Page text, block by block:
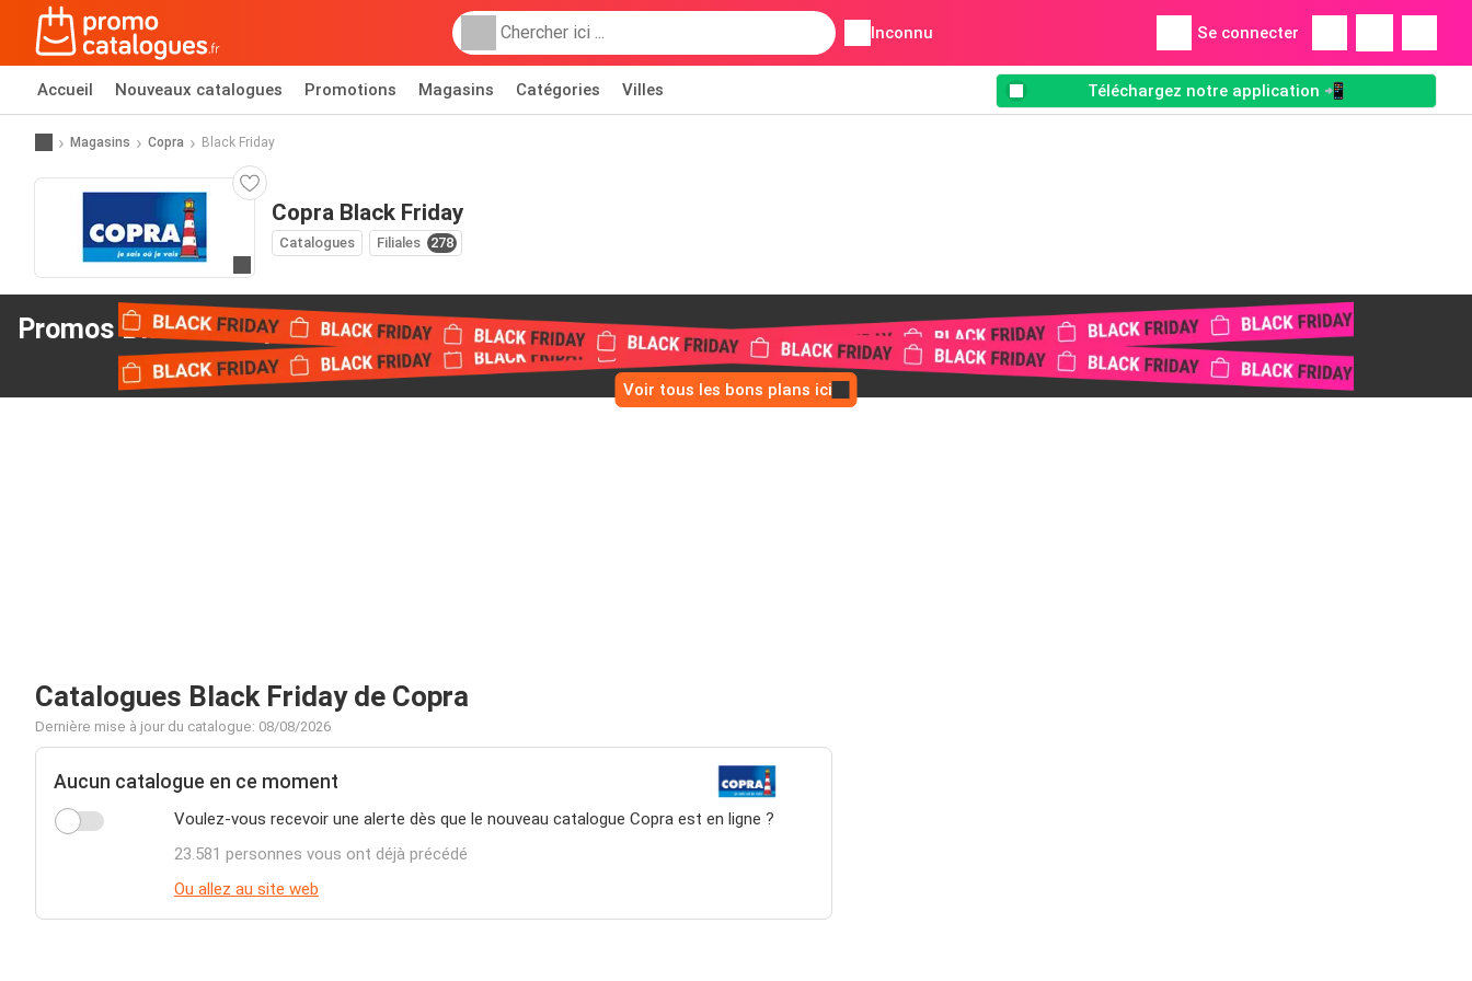
Inconnu Se connecter
Accueil Nouveaux catalogues Promotions Magasins Catégories Villes Téléchargez notre application 📲
Magasins Copra Black Friday
Copra Black Friday
Catalogues Filiales 278
Promos Black Friday de Copra
Voir tous les bons plans ici
Catalogues Black Friday de Copra
Dernière mise à jour du catalogue: 08/08/2026
Aucun catalogue en ce moment
Voulez-vous recevoir une alerte dès que le nouveau catalogue Copra est en ligne ?
23.581 personnes vous ont déjà précédé
Ou allez au site web